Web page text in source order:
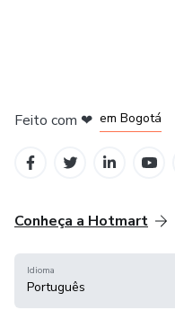
Feito com ❤ em Bogotá
Conheça a Hotmart
Idioma
Português